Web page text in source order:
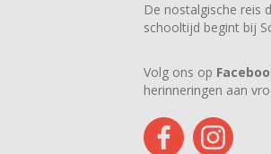
De nostalgische reis
schooltijd begint bij
Volg ons op
herinneringen aan